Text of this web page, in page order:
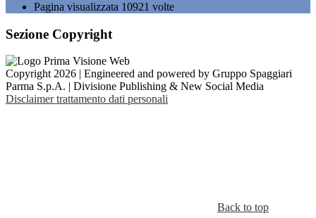
Pagina visualizzata 10921 volte
Sezione Copyright
Copyright 2026 | Engineered and powered by Gruppo Spaggiari
Parma S.p.A. | Divisione Publishing & New Social Media
Disclaimer trattamento dati personali
Back to top